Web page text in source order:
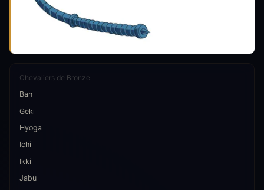
Chevaliers de Bronze
Ban
Geki
Hyoga
Ichi
Ikki
Jabu